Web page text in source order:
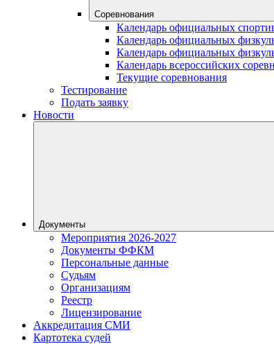
Соревнования
Календарь официальных
Календарь официальных
Календарь официальных
Календарь всероссийских
Текущие соревнования
Тестирование
Подать заявку
Новости
Документы
Мероприятия 2026-2027
Документы ФФКМ
Персональные данные
Судьям
Организациям
Реестр
Лицензирование
Аккредитация СМИ
Картотека судей